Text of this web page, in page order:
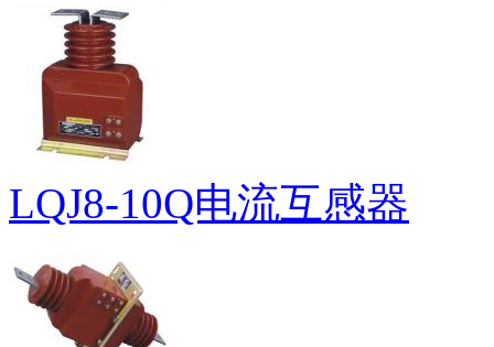
LQJ8-10Q电流互感器